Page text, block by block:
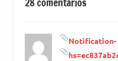
28 comentários
Notification-